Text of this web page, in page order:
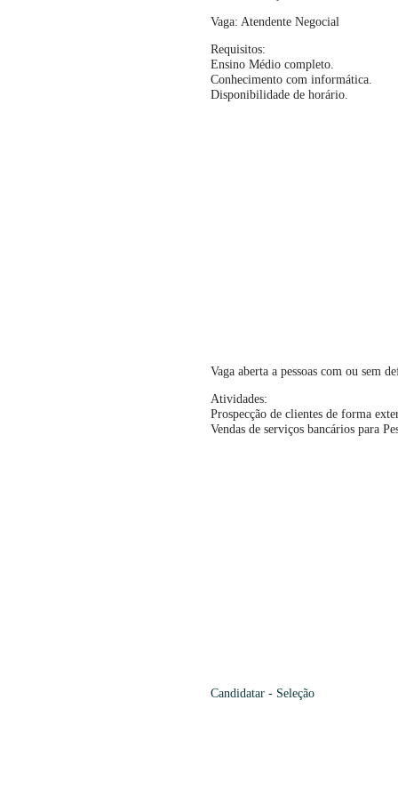
Vaga: Atendente Negocial
Requisitos:
Ensino Médio completo.
Conhecimento com informática.
Disponibilidade de horário.
Vaga aberta a pessoas com ou sem
Atividades:
Prospecção de clientes de forma
Vendas de serviços bancários para
Candidatar - Seleção